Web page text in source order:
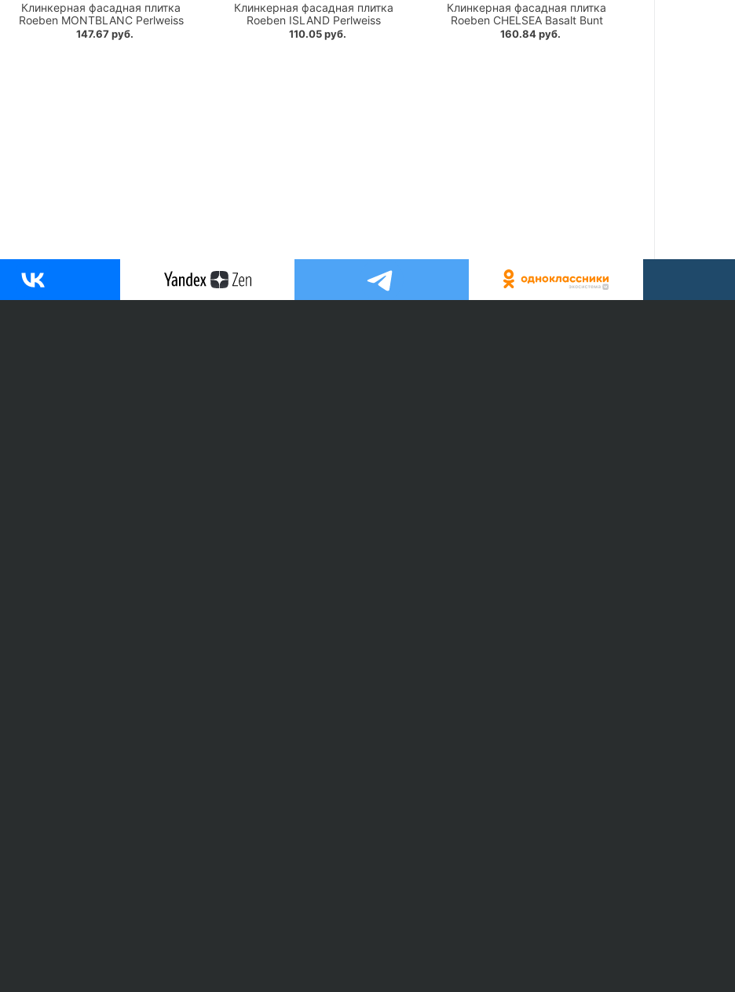
Клинкерная фасадная плитка
Roeben MONTBLANC Perlweiss
147.67 руб.
Клинкерная фасадная плитка
Roeben ISLAND Perlweiss
110.05 руб.
Клинкерная фасадная плитка
Roeben CHELSEA Basalt Bunt
160.84 руб.